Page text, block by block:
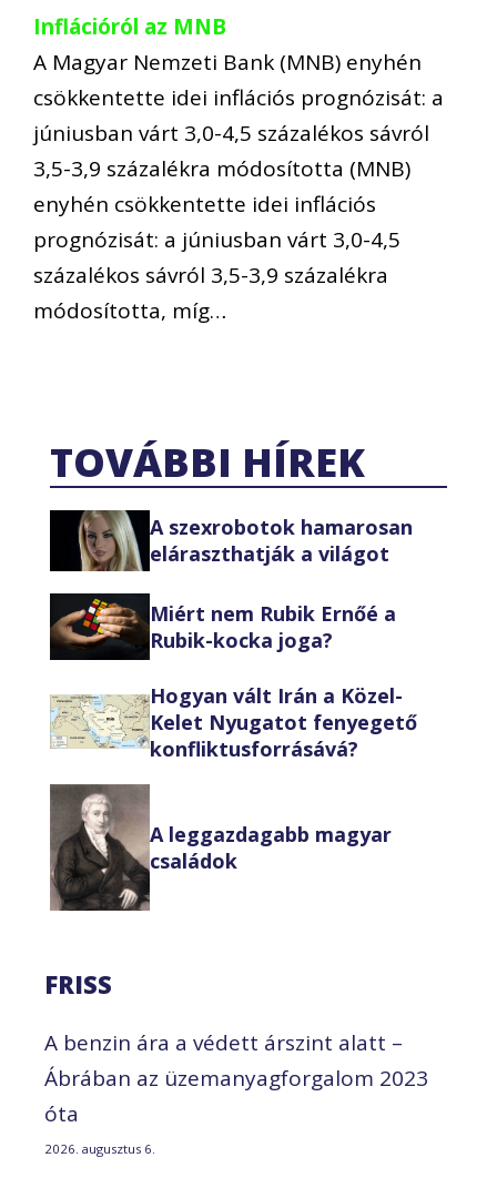
Inflációról az MNB
A Magyar Nemzeti Bank (MNB) enyhén
csökkentette idei inflációs prognózisát: a
júniusban várt 3,0-4,5 százalékos sávról
3,5-3,9 százalékra módosította (MNB)
enyhén csökkentette idei inflációs
prognózisát: a júniusban várt 3,0-4,5
százalékos sávról 3,5-3,9 százalékra
módosította, míg…
TOVÁBBI HÍREK
A szexrobotok hamarosan
eláraszthatják a világot
Miért nem Rubik Ernőé a
Rubik-kocka joga?
Hogyan vált Irán a Közel-
Kelet Nyugatot fenyegető
konfliktusforrásává?
A leggazdagabb magyar
családok
FRISS
A benzin ára a védett árszint alatt –
Ábrában az üzemanyagforgalom 2023
óta
2026. augusztus 6.